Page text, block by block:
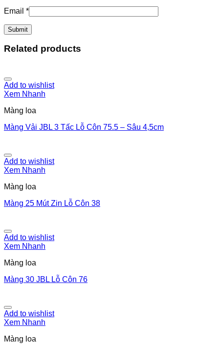
Email *
Related products
Add to wishlist
Xem Nhanh
Màng loa
Màng Vải JBL 3 Tấc Lỗ Côn 75.5 – Sâu 4,5cm
Add to wishlist
Xem Nhanh
Màng loa
Màng 25 Mút Zin Lỗ Côn 38
Add to wishlist
Xem Nhanh
Màng loa
Màng 30 JBL Lỗ Côn 76
Add to wishlist
Xem Nhanh
Màng loa